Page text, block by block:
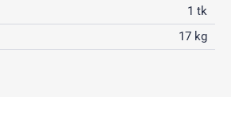
1 tk
17 kg